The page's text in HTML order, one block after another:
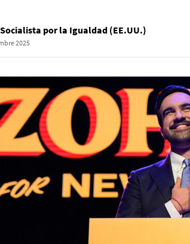
por la Igualdad (EE.UU.)
2025